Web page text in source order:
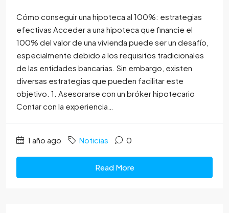
Cómo conseguir una hipoteca al 100%: estrategias
efectivas Acceder a una hipoteca que financie el
100% del valor de una vivienda puede ser un desafío,
especialmente debido a los requisitos tradicionales
de las entidades bancarias. Sin embargo, existen
diversas estrategias que pueden facilitar este
objetivo. 1. Asesorarse con un bróker hipotecario
Contar con la experiencia…
1 año ago Noticias 0
Read More